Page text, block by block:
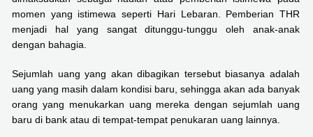
momen yang istimewa seperti Hari Lebaran. Pemberian THR
menjadi hal yang sangat ditunggu-tunggu oleh anak-anak
dengan bahagia.
Sejumlah uang yang akan dibagikan tersebut biasanya adalah
uang yang masih dalam kondisi baru, sehingga akan ada banyak
orang yang menukarkan uang mereka dengan sejumlah uang
baru di bank atau di tempat-tempat penukaran uang lainnya.